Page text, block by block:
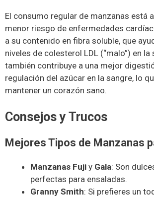
El consumo regular de manzanas está
menor riesgo de enfermedades
a su contenido en fibra soluble, que
niveles de colesterol LDL (“malo”) en la
también contribuye a una mejor
regulación del azúcar en la sangre, lo
mantener un corazón sano.
Consejos y Trucos
Mejores Tipos de Manzanas
Manzanas Fuji y Gala: Son
perfectas para ensaladas.
Granny Smith: Si prefieres un